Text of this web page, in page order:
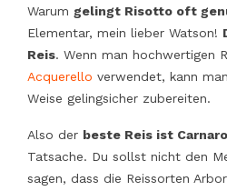
Warum gelingt Risotto oft
Elementar, mein lieber Watson!
Reis. Wenn man hochwertigen
Acquerello verwendet, kann
Weise gelingsicher zubereiten.
Also der beste Reis ist
Tatsache. Du sollst nicht den
sagen, dass die Reissorten